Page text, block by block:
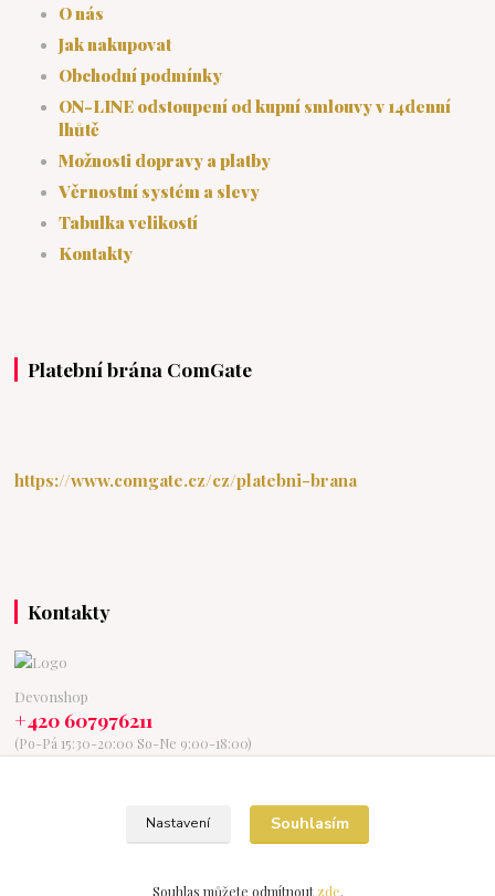
O nás
Jak nakupovat
Obchodní podmínky
ON-LINE odstoupení od kupní smlouvy v 14denní
lhůtě
Možnosti dopravy a platby
Věrnostní systém a slevy
Tabulka velikostí
Kontakty
Platební brána ComGate
https://www.comgate.cz/cz/platebni-brana
Kontakty
Devonshop
+420 607976211
(Po-Pá 15:30-20:00 So-Ne 9:00-18:00)
Nastavení Souhlasím
Souhlas můžete odmítnoutzde.